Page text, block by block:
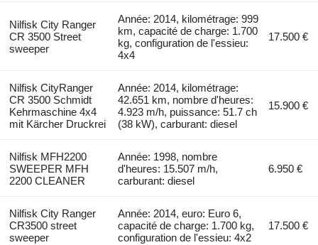
Nilfisk City Ranger
CR 3500 Street
sweeper
Année: 2014, kilométrage: 999
km, capacité de charge: 1.700
kg, configuration de l'essieu:
4x4
17.500 €
Nilfisk CityRanger
CR 3500 Schmidt
Kehrmaschine 4x4
mit Kärcher Druckrei
Année: 2014, kilométrage:
42.651 km, nombre d'heures:
4.923 m/h, puissance: 51.7 ch
(38 kW), carburant: diesel
15.900 €
Nilfisk MFH2200
SWEEPER MFH
2200 CLEANER
Année: 1998, nombre
d'heures: 15.507 m/h,
carburant: diesel
6.950 €
Nilfisk City Ranger
CR3500 street
sweeper
Année: 2014, euro: Euro 6,
capacité de charge: 1.700 kg,
configuration de l'essieu: 4x2
17.500 €